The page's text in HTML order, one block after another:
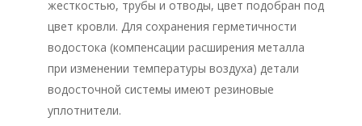
жесткостью, трубы и отводы, цвет подобран под
цвет кровли. Для сохранения герметичности
водостока (компенсации расширения металла
при изменении температуры воздуха) детали
водосточной системы имеют резиновые
уплотнители.